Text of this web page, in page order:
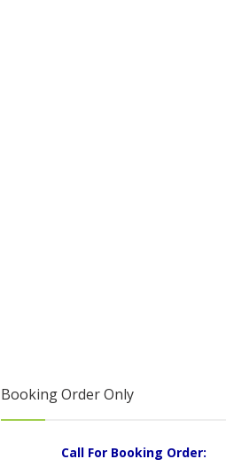
Booking Order Only
Call For Booking Order: